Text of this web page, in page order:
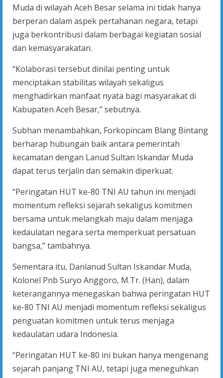
Muda di wilayah Aceh Besar selama ini tidak hanya
berperan dalam aspek pertahanan negara, tetapi
juga berkontribusi dalam berbagai kegiatan sosial
dan kemasyarakatan.
“Kolaborasi tersebut dinilai penting untuk
menciptakan stabilitas wilayah sekaligus
menghadirkan manfaat nyata bagi masyarakat di
Kabupaten Aceh Besar,” sebutnya.
Subhan menambahkan, Forkopincam Blang Bintang
berharap hubungan baik antara pemerintah
kecamatan dengan Lanud Sultan Iskandar Muda
dapat terus terjalin dan semakin diperkuat.
“Peringatan HUT ke-80 TNI AU tahun ini menjadi
momentum refleksi sejarah sekaligus komitmen
bersama untuk melangkah maju dalam menjaga
kedaulatan negara serta memperkuat persatuan
bangsa,” tambahnya.
Sementara itu, Danlanud Sultan Iskandar Muda,
Kolonel Pnb Suryo Anggoro, M.Tr. (Han), dalam
keterangannya menegaskan bahwa peringatan HUT
ke-80 TNI AU menjadi momentum refleksi sekaligus
penguatan komitmen untuk terus menjaga
kedaulatan udara Indonesia.
“Peringatan HUT ke-80 ini bukan hanya mengenang
sejarah panjang TNI AU, tetapi juga meneguhkan